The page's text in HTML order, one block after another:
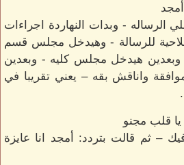
الرساله - وبدات النهاردة اجراءات
للرسالة - وهيدخل مجلس قسم
هيدخل مجلس كليه - وبعدين
واناقش بقه – يعني تقريبا في
يا قلب مجنو
– ثم قالت بتردد: أمجد انا عايزة